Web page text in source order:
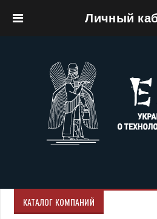
Личный
КАТАЛОГ КОМПАНИЙ